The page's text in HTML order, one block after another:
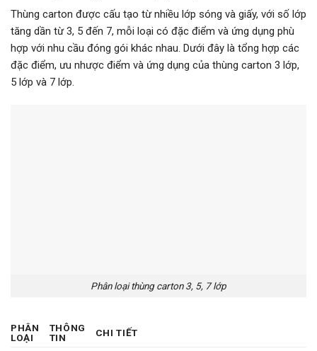
Thùng carton được cấu tạo từ nhiều lớp sóng và giấy, với số lớp
tăng dần từ 3, 5 đến 7, mỗi loại có đặc điểm và ứng dụng phù
hợp với nhu cầu đóng gói khác nhau. Dưới đây là tổng hợp các
đặc điểm, ưu nhược điểm và ứng dụng của thùng carton 3 lớp,
5 lớp và 7 lớp.
Phân loại thùng carton 3, 5, 7 lớp
PHÂN
LOẠI
THÔNG
TIN
CHI TIẾT